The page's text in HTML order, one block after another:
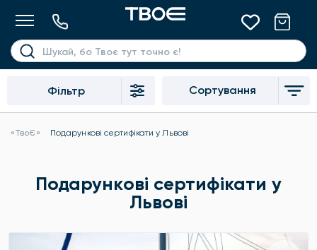
Фільтр Сортування
«ТвоЄ» Подарункові сертифікати у Львові
Подарункові сертифікати у
Львові